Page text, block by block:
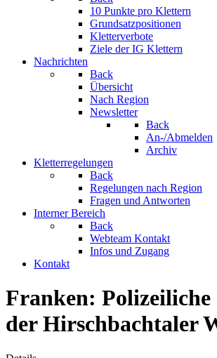
10 Punkte pro Klettern
Grundsatzpositionen
Kletterverbote
Ziele der IG Klettern
Nachrichten
Back
Übersicht
Nach Region
Newsletter
Back
An-/Abmelden
Archiv
Kletterregelungen
Back
Regelungen nach Region
Fragen und Antworten
Interner Bereich
Back
Webteam Kontakt
Infos und Zugang
Kontakt
Franken: Polizeiliche
der Hirschbachtaler